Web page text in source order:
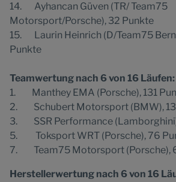
14. Ayhancan Güven (TR/ Team75
Motorsport/Porsche), 32 Punkte
15. Laurin Heinrich (D/Team75
Punkte
Teamwertung nach 6 von 16 Läufen:
1. Manthey EMA (Porsche), 131
2. Schubert Motorsport (BMW),
3. SSR Performance
5. Toksport WRT (Porsche), 76
7. Team75 Motorsport (Porsche),
Herstellerwertung nach 6 von 16